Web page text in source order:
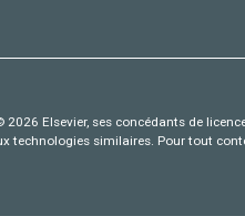
Elsevier, ses concédants de
technologies similaires. Pour tout